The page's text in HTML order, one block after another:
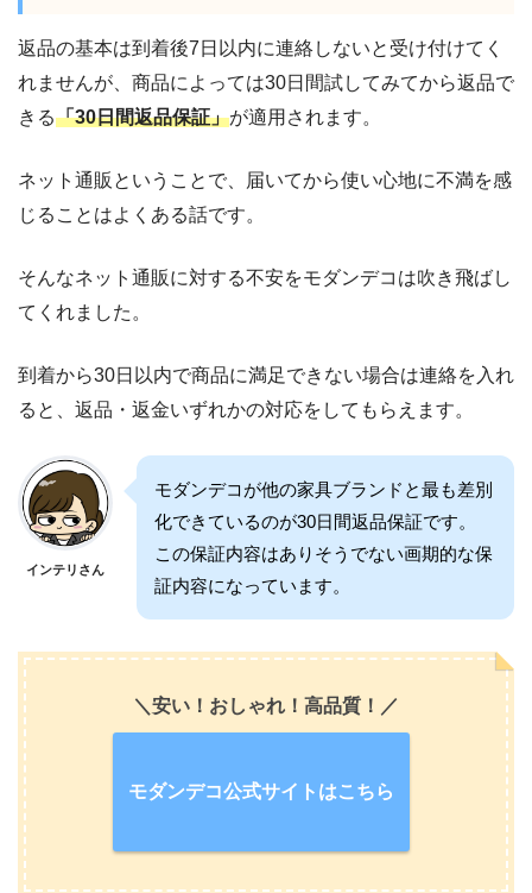
返品の基本は到着後7日以内に連絡しないと受け付けてく
れませんが、商品によっては30日間試してみてから返品で
きる「30日間返品保証」が適用されます。
ネット通販ということで、届いてから使い心地に不満を感
じることはよくある話です。
そんなネット通販に対する不安をモダンデコは吹き飛ばし
てくれました。
到着から30日以内で商品に満足できない場合は連絡を入れ
ると、返品・返金いずれかの対応をしてもらえます。
インテリさん
モダンデコが他の家具ブランドと最も差別
化できているのが30日間返品保証です。
この保証内容はありそうでない画期的な保
証内容になっています。
＼安い！おしゃれ！高品質！／
モダンデコ公式サイトはこちら